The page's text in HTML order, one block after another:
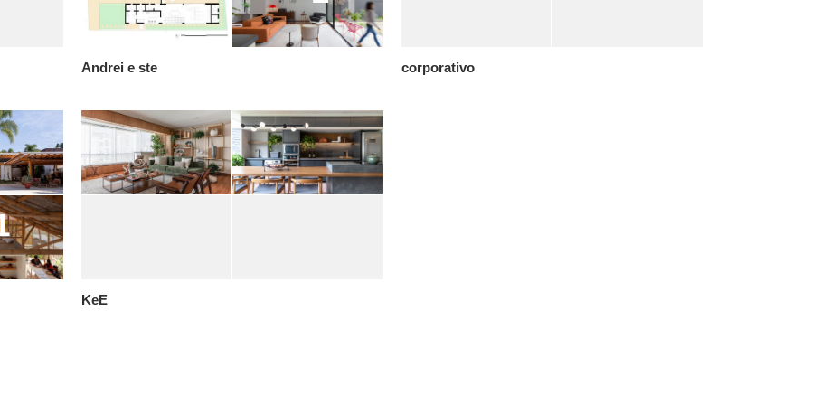
Andrei e ste corporativo
KeE